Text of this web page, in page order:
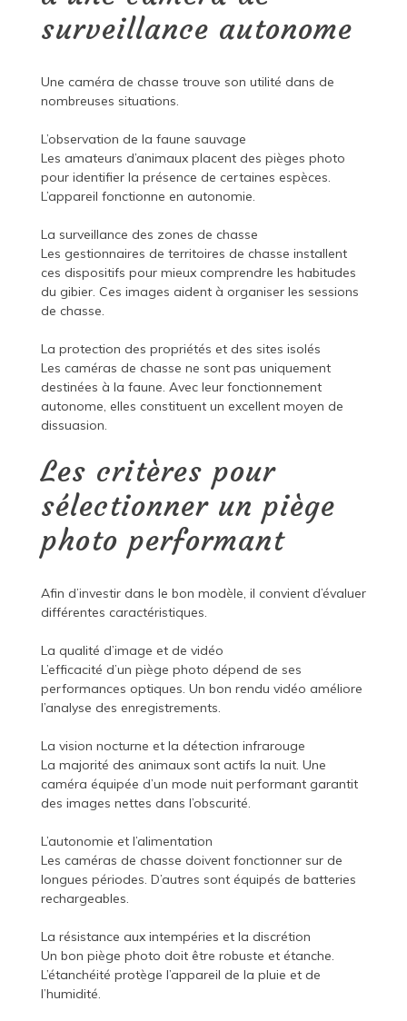
surveillance autonome
Une caméra de chasse trouve son utilité dans de
nombreuses situations.
L’observation de la faune sauvage
Les amateurs d’animaux placent des pièges photo
pour identifier la présence de certaines espèces.
L’appareil fonctionne en autonomie.
La surveillance des zones de chasse
Les gestionnaires de territoires de chasse installent
ces dispositifs pour mieux comprendre les habitudes
du gibier. Ces images aident à organiser les sessions
de chasse.
La protection des propriétés et des sites isolés
Les caméras de chasse ne sont pas uniquement
destinées à la faune. Avec leur fonctionnement
autonome, elles constituent un excellent moyen de
dissuasion.
Les critères pour
sélectionner un piège
photo performant
Afin d’investir dans le bon modèle, il convient d’évaluer
différentes caractéristiques.
La qualité d’image et de vidéo
L’efficacité d’un piège photo dépend de ses
performances optiques. Un bon rendu vidéo améliore
l’analyse des enregistrements.
La vision nocturne et la détection infrarouge
La majorité des animaux sont actifs la nuit. Une
caméra équipée d’un mode nuit performant garantit
des images nettes dans l’obscurité.
L’autonomie et l’alimentation
Les caméras de chasse doivent fonctionner sur de
longues périodes. D’autres sont équipés de batteries
rechargeables.
La résistance aux intempéries et la discrétion
Un bon piège photo doit être robuste et étanche.
L’étanchéité protège l’appareil de la pluie et de
l’humidité.